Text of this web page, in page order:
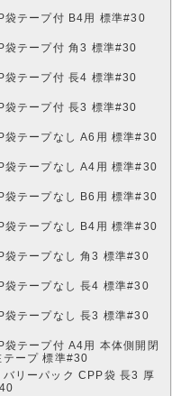
袋テープ付 B4用 標準#30
袋テープ付 角3 標準#30
袋テープ付 長4 標準#30
袋テープ付 長3 標準#30
袋テープなし A6用 標準#30
袋テープなし A4用 標準#30
袋テープなし B6用 標準#30
袋テープなし B4用 標準#30
袋テープなし 角3 標準#30
袋テープなし 長4 標準#30
袋テープなし 長3 標準#30
袋テープ付 A4用 本体側開閉
テープ 標準#30
バリーパック CPP袋 長3 厚